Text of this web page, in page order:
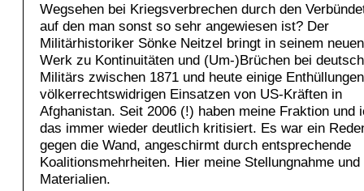
Wegsehen bei Kriegsverbrechen durch den
auf den man sonst so sehr angewiesen ist? Der
Militärhistoriker Sönke Neitzel bringt in seinem neuen
Werk zu Kontinuitäten und (Um-)Brüchen bei
Militärs zwischen 1871 und heute einige
völkerrechtswidrigen Einsatzen von US-Kräften in
Afghanistan. Seit 2006 (!) haben meine Fraktion und
das immer wieder deutlich kritisiert. Es war ein
gegen die Wand, angeschirmt durch entsprechende
Koalitionsmehrheiten. Hier meine Stellungnahme und
Materialien.